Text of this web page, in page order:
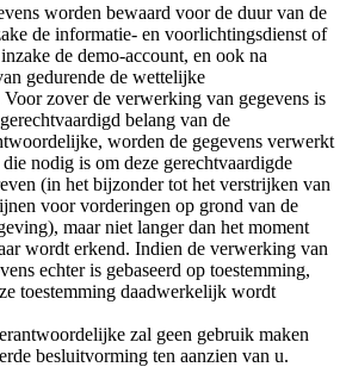
worden bewaard voor de duur van de
de informatie- en voorlichtingsdienst of
de demo-account, en ook na
gedurende de wettelijke
zover de verwerking van gegevens is
belang van de
worden de gegevens verwerkt
nodig is om deze gerechtvaardigde
(in het bijzonder tot het verstrijken van
voor vorderingen op grond van de
maar niet langer dan het moment
wordt erkend. Indien de verwerking van
echter is gebaseerd op toestemming,
toestemming daadwerkelijk wordt
zal geen gebruik maken
besluitvorming ten aanzien van u.